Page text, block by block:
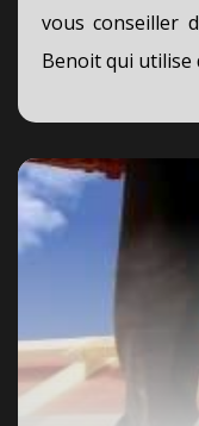
vous conseiller
Benoit qui utilise